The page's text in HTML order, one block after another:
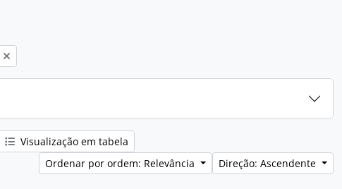
Visualização em tabela
Ordenar por ordem: Relevância
Direção: Ascendente